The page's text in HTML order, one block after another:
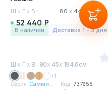
Ш х Г х В : 80 х44 198 см
52 440 Р
в наличии Доставка 1 - 3 дня
Ш х Г х В : 80х 45х 194.6см
+1
Серия: Самми... Код: 737955